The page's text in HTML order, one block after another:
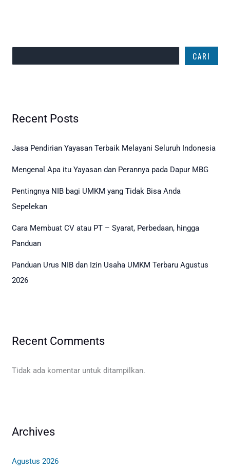
CARI
Recent Posts
Jasa Pendirian Yayasan Terbaik Melayani Seluruh Indonesia
Mengenal Apa itu Yayasan dan Perannya pada Dapur MBG
Pentingnya NIB bagi UMKM yang Tidak Bisa Anda
Sepelekan
Cara Membuat CV atau PT – Syarat, Perbedaan, hingga
Panduan
Panduan Urus NIB dan Izin Usaha UMKM Terbaru Agustus
2026
Recent Comments
Tidak ada komentar untuk ditampilkan.
Archives
Agustus 2026